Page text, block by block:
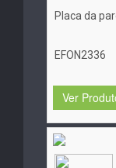
Placa da
EFON2336
Ver